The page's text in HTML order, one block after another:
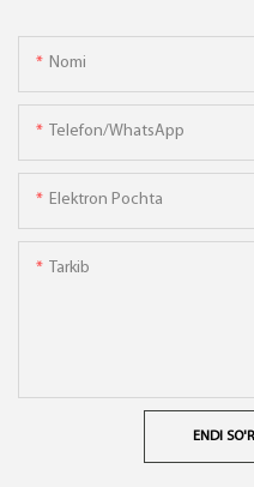
Nomi
Telefon/WhatsApp
Elektron Pochta
Tarkib
ENDI